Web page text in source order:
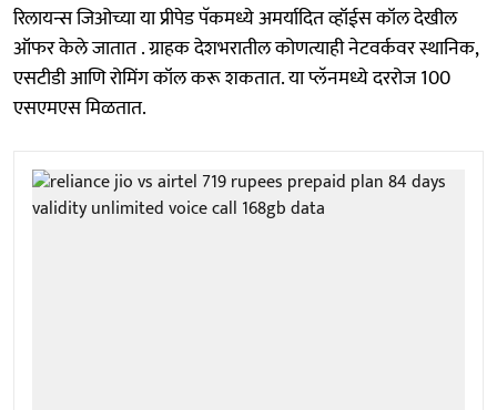
रिलायन्स जिओच्या या प्रीपेड पॅकमध्ये अमर्यादित व्हॉईस कॉल देखील
ऑफर केले जातात . ग्राहक देशभरातील कोणत्याही नेटवर्कवर स्थानिक,
एसटीडी आणि रोमिंग कॉल करू शकतात. या प्लॅनमध्ये दररोज 100
एसएमएस मिळतात.